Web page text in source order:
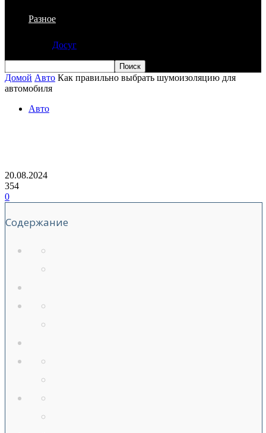
Разное
Досуг
Домой Авто Как правильно выбрать шумоизоляцию для
автомобиля
Авто
20.08.2024
354
0
Содержание